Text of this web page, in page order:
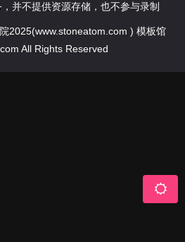
并不提供资源存储，也不参与录制
2025(www.stoneatom.com ) 模板馆
All Rights Reserved